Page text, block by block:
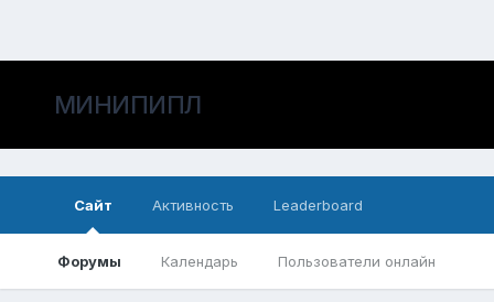
МИНИПИПЛ
Сайт
Форумы Календарь Пользователи онлайн
Активность Leaderboard